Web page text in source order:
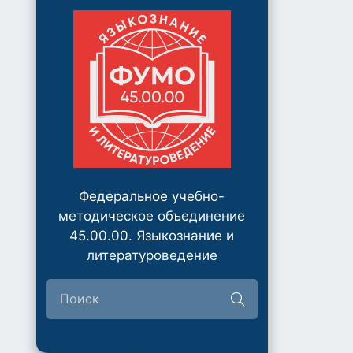
Федеральное учебно-
методическое объединение
45.00.00. Языкознание и
литературоведение